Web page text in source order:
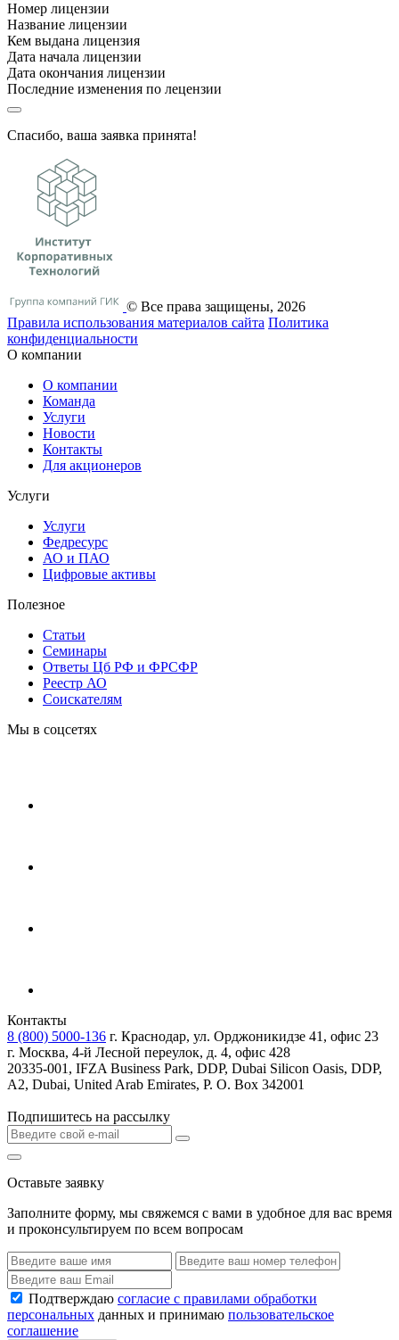
Номер лицензии
Название лицензии
Кем выдана лицензия
Дата начала лицензии
Дата окончания лицензии
Последние изменения по лецензии
Спасибо, ваша заявка принята!
© Все права защищены, 2026
Правила использования материалов сайта Политика
конфиденциальности
О компании
О компании
Команда
Услуги
Новости
Контакты
Для акционеров
Услуги
Услуги
Федресурс
АО и ПАО
Цифровые активы
Полезное
Статьи
Cеминары
Ответы Цб РФ и ФРСФР
Реестр АО
Соискателям
Мы в соцсетях
Контакты
8 (800) 5000-136 г. Краснодар, ул. Орджоникидзе 41, офис 23
г. Москва, 4-й Лесной переулок, д. 4, офис 428
20335-001, IFZA Business Park, DDP, Dubai Silicon Oasis, DDP,
A2, Dubai, United Arab Emirates, P. O. Box 342001
Подпишитесь на рассылку
Оставьте заявку
Заполните форму, мы свяжемся с вами в удобное для вас время
и проконсультируем по всем вопросам
Подтверждаю согласие с правилами обработки
персональных данных и принимаю пользовательское
соглашение